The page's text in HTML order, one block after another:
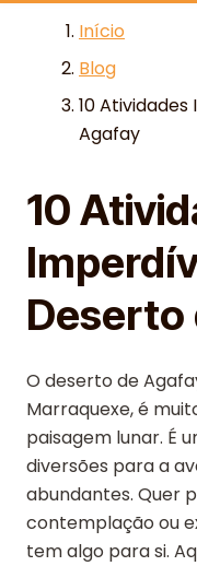
Skip to content
Início
Blog
10
Agafay
10
Deserto
O deserto de
Marraquexe, é
paisagem lunar. É
diversões para a
abundantes. Quer
contemplação ou
tem algo para si.